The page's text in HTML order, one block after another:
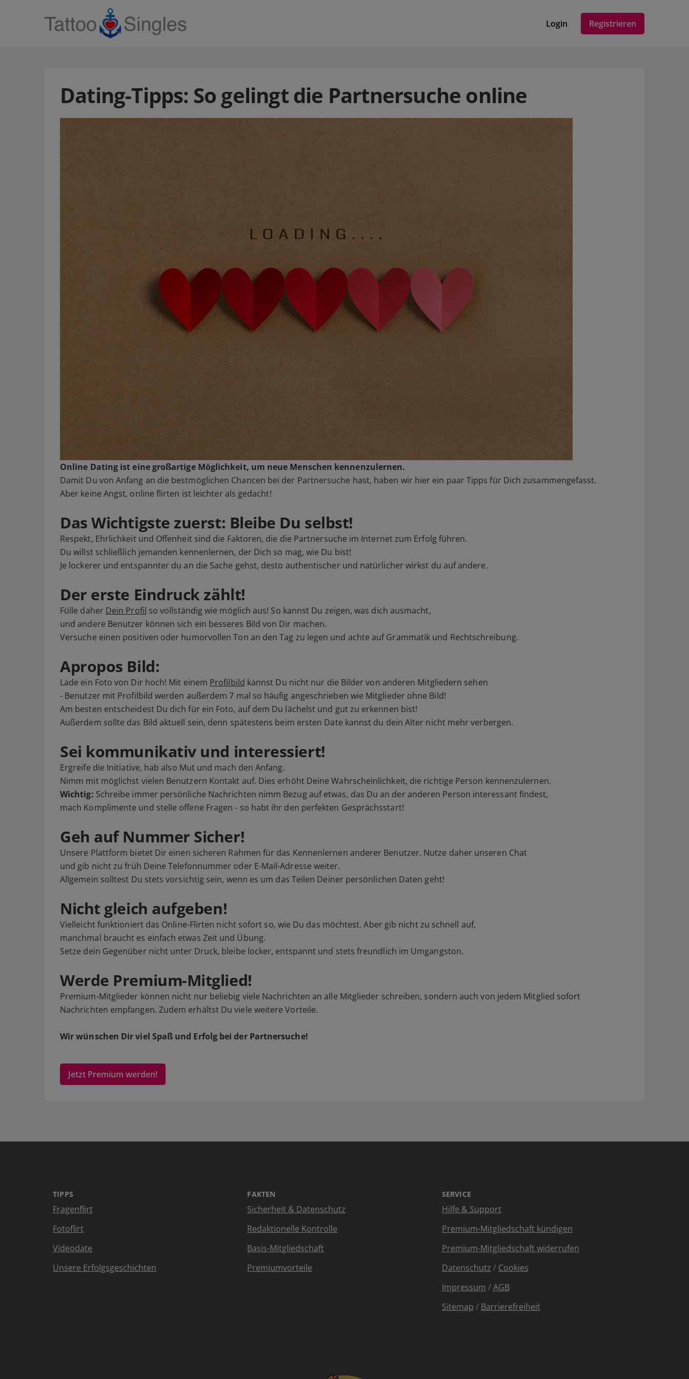
Login Registrieren
Dating-Tipps: So gelingt die Partnersuche online
Online Dating ist eine großartige Möglichkeit, um neue Menschen kennenzulernen.
Damit Du von Anfang an die bestmöglichen Chancen bei der Partnersuche hast, haben wir hier ein paar Tipps für Dich zusammengefasst.
Aber keine Angst, online flirten ist leichter als gedacht!
Das Wichtigste zuerst: Bleibe Du selbst!
Respekt, Ehrlichkeit und Offenheit sind die Faktoren, die die Partnersuche im Internet zum Erfolg führen.
Du willst schließlich jemanden kennenlernen, der Dich so mag, wie Du bist!
Je lockerer und entspannter du an die Sache gehst, desto authentischer und natürlicher wirkst du auf andere.
Der erste Eindruck zählt!
Fülle daher Dein Profil so vollständig wie möglich aus! So kannst Du zeigen, was dich ausmacht,
und andere Benutzer können sich ein besseres Bild von Dir machen.
Versuche einen positiven oder humorvollen Ton an den Tag zu legen und achte auf Grammatik und Rechtschreibung.
Apropos Bild:
Lade ein Foto von Dir hoch! Mit einem Profilbild kannst Du nicht nur die Bilder von anderen Mitgliedern sehen
- Benutzer mit Profilbild werden außerdem 7 mal so häufig angeschrieben wie Mitglieder ohne Bild!
Am besten entscheidest Du dich für ein Foto, auf dem Du lächelst und gut zu erkennen bist!
Außerdem sollte das Bild aktuell sein, denn spätestens beim ersten Date kannst du dein Alter nicht mehr verbergen.
Sei kommunikativ und interessiert!
Ergreife die Initiative, hab also Mut und mach den Anfang.
Nimm mit möglichst vielen Benutzern Kontakt auf. Dies erhöht Deine Wahrscheinlichkeit, die richtige Person kennenzulernen.
Wichtig: Schreibe immer persönliche Nachrichten nimm Bezug auf etwas, das Du an der anderen Person interessant findest,
mach Komplimente und stelle offene Fragen - so habt ihr den perfekten Gesprächsstart!
Geh auf Nummer Sicher!
Unsere Plattform bietet Dir einen sicheren Rahmen für das Kennenlernen anderer Benutzer. Nutze daher unseren Chat
und gib nicht zu früh Deine Telefonnummer oder E-Mail-Adresse weiter.
Allgemein solltest Du stets vorsichtig sein, wenn es um das Teilen Deiner persönlichen Daten geht!
Nicht gleich aufgeben!
Vielleicht funktioniert das Online-Flirten nicht sofort so, wie Du das möchtest. Aber gib nicht zu schnell auf,
manchmal braucht es einfach etwas Zeit und Übung.
Setze dein Gegenüber nicht unter Druck, bleibe locker, entspannt und stets freundlich im Umgangston.
Werde Premium-Mitglied!
Premium-Mitglieder können nicht nur beliebig viele Nachrichten an alle Mitglieder schreiben, sondern auch von jedem Mitglied sofort
Nachrichten empfangen. Zudem erhältst Du viele weitere Vorteile.
Wir wünschen Dir viel Spaß und Erfolg bei der Partnersuche!
Jetzt Premium werden!
TIPPS
Fragenflirt
Fotoflirt
Videodate
Unsere Erfolgsgeschichten
FAKTEN
Sicherheit & Datenschutz
Redaktionelle Kontrolle
Basis-Mitgliedschaft
Premiumvorteile
SERVICE
Hilfe & Support
Premium-Mitgliedschaft kündigen
Premium-Mitgliedschaft widerrufen
Datenschutz / Cookies
Impressum /AGB
Sitemap / Barrierefreiheit